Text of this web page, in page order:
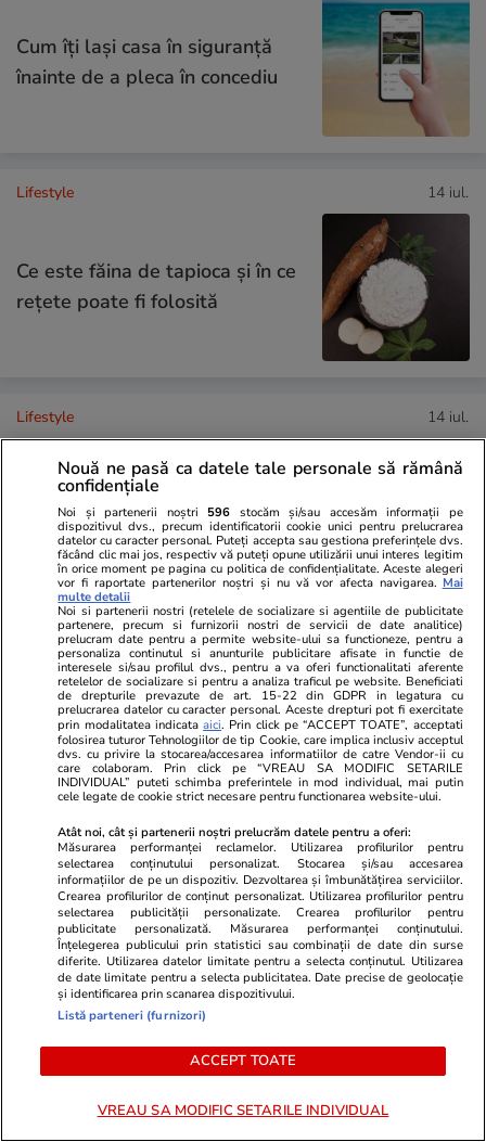
Cum îţi laşi casa în siguranţă
înainte de a pleca în concediu
Lifestyle 14 iul.
Ce este făina de tapioca și în ce
rețete poate fi folosită
Lifestyle 14 iul.
Ce este săpunul de Marsilia și
la ce se folosește
Lifestyle 08 iul.
Ce este Japandi, stilul de
amenajare care combină
minimalismul japonez cu cel
scandinav
Știri România 17:44
MApN ar putea dirija traficul
aerian din România dacă
activitatea ROMATSA ar fi
suspendată, anunță Radu
Miruță
Cum se raportează ministrul
Nouă ne pasă ca datele tale personale să rămână
confidențiale
Noi și partenerii noștri 596 stocăm și/sau accesăm informații pe
dispozitivul dvs., precum identificatorii cookie unici pentru prelucrarea
datelor cu caracter personal. Puteți accepta sau gestiona preferințele dvs.
făcând clic mai jos, respectiv vă puteți opune utilizării unui interes legitim
în orice moment pe pagina cu politica de confidențialitate. Aceste alegeri
vor fi raportate partenerilor noștri și nu vă vor afecta navigarea. Mai
multe detalii
Noi si partenerii nostri (retelele de socializare si agentiile de publicitate
partenere, precum si furnizorii nostri de servicii de date analitice)
prelucram date pentru a permite website-ului sa functioneze, pentru a
personaliza continutul si anunturile publicitare afisate in functie de
interesele si/sau profilul dvs., pentru a va oferi functionalitati aferente
retelelor de socializare si pentru a analiza traficul pe website. Beneficiati
de drepturile prevazute de art. 15-22 din GDPR in legatura cu
prelucrarea datelor cu caracter personal. Aceste drepturi pot fi exercitate
prin modalitatea indicataaici. Prin click pe “ACCEPT TOATE”, acceptati
folosirea tuturor Tehnologiilor de tip Cookie, care implica inclusiv acceptul
dvs. cu privire la stocarea/accesarea informatiilor de catre Vendor-ii cu
care colaboram. Prin click pe “VREAU SA MODIFIC SETARILE
INDIVIDUAL” puteti schimba preferintele in mod individual, mai putin
cele legate de cookie strict necesare pentru functionarea website-ului.
Atât noi, cât și partenerii noștri prelucrăm datele pentru a oferi:
Măsurarea performanței reclamelor. Utilizarea profilurilor pentru
selectarea conținutului personalizat. Stocarea și/sau accesarea
informațiilor de pe un dispozitiv. Dezvoltarea și îmbunătățirea serviciilor.
Crearea profilurilor de conținut personalizat. Utilizarea profilurilor pentru
selectarea publicității personalizate. Crearea profilurilor pentru
publicitate personalizată. Măsurarea performanței conținutului.
Înțelegerea publicului prin statistici sau combinații de date din surse
diferite. Utilizarea datelor limitate pentru a selecta conținutul. Utilizarea
de date limitate pentru a selecta publicitatea. Date precise de geolocație
și identificarea prin scanarea dispozitivului.
Listă parteneri (furnizori)
ACCEPT TOATE
VREAU SA MODIFIC SETARILE INDIVIDUAL